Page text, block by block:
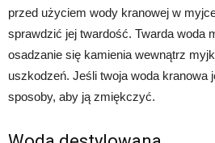
przed użyciem wody kranowej w
sprawdzić jej twardość. Twarda woda
osadzanie się kamienia wewnątrz
uszkodzeń. Jeśli twoja woda kranowa
sposoby, aby ją zmiękczyć.